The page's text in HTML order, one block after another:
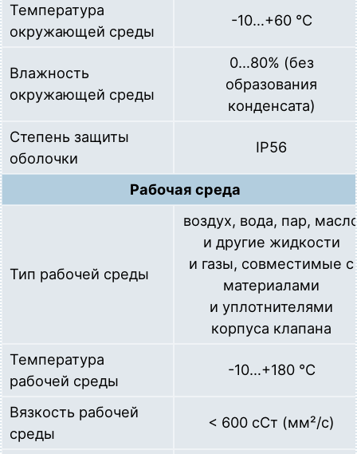
Температура
окружающей среды
-10…+60 °С
Влажность
окружающей среды
0…80% (без
образования
конденсата)
Степень защиты
оболочки
IP56
Рабочая среда
Тип рабочей среды
воздух, вода, пар,
и другие жидкости
и газы, совместимые с
материалами
и уплотнителями
корпуса клапана
Температура
рабочей среды
-10…+180 °С
Вязкость рабочей
среды
< 600 сСт (мм²/с)